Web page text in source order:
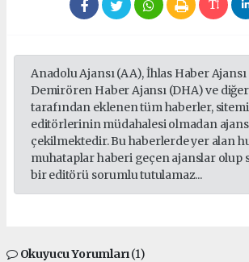
Anadolu Ajansı (AA), İhlas Haber
Demirören Haber Ajansı (DHA) ve
tarafından eklenen tüm haberler,
editörlerinin müdahalesi olmadan
çekilmektedir. Bu haberlerde yer alan
muhataplar haberi geçen ajanslar olup
bir editörü sorumlu tutulamaz...
Okuyucu Yorumları(1)